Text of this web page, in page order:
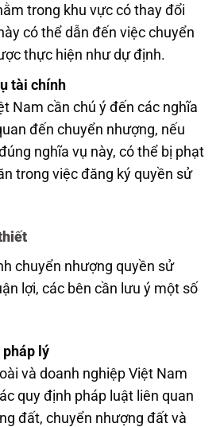
trong khu vực có thay đổi
có thể dẫn đến việc chuyển
thực hiện như dự định.
tài chính
Nam cần chú ý đến các nghĩa
đến chuyển nhượng, nếu
nghĩa vụ này, có thể bị phạt
trong việc đăng ký quyền sử
chuyển nhượng quyền sử
lợi, các bên cần lưu ý một số
lý
và doanh nghiệp Việt Nam
quy định pháp luật liên quan
đất, chuyển nhượng đất và